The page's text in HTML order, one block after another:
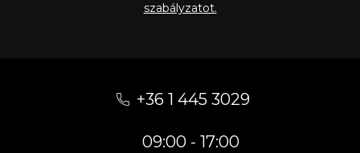
szabályzatot.
+36 1 445 3029
09:00 - 17:00